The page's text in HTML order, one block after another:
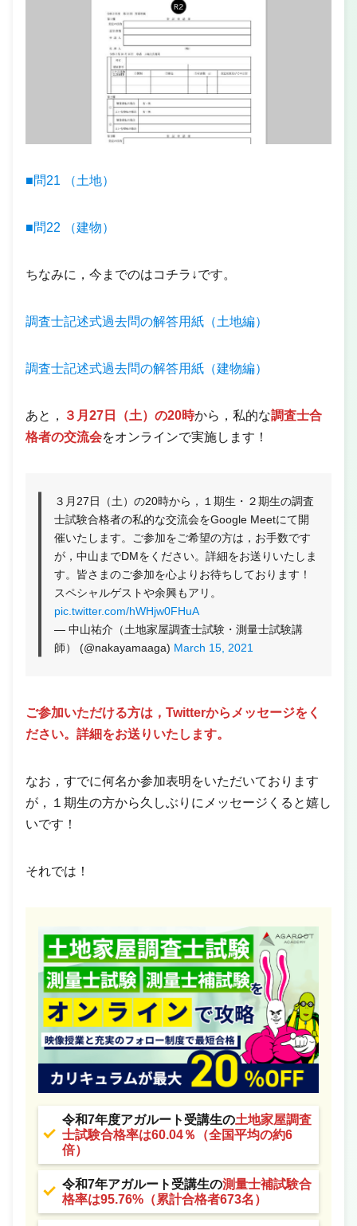
■問21 （土地）
■問22 （建物）
ちなみに，今までのはコチラ↓です。
調査士記述式過去問の解答用紙（土地編）
調査士記述式過去問の解答用紙（建物編）
あと， ３月27日（土）の20時から，私的な調査士合
格者の交流会をオンラインで実施します！
３月27日（土）の20時から，１期生・２期生の調査
士試験合格者の私的な交流会をGoogle Meetにて開
催いたします。ご参加をご希望の方は，お手数です
が，中山までDMをください。詳細をお送りいたしま
す。皆さまのご参加を心よりお待ちしております！
スペシャルゲストや余興もアリ。
pic.twitter.com/hWHjw0FHuA
— 中山祐介（土地家屋調査士試験・測量士試験講
師） (@nakayamaaga) March 15, 2021
ご参加いただける方は，Twitterからメッセージをく
ださい。詳細をお送りいたします。
なお，すでに何名か参加表明をいただいております
が，１期生の方から久しぶりにメッセージくると嬉し
いです！
それでは！
令和7年度アガルート受講生の土地家屋調査
士試験合格率は60.04％（全国平均の約6
倍）
令和7年アガルート受講生の測量士補試験合
格率は95.76%（累計合格者673名）